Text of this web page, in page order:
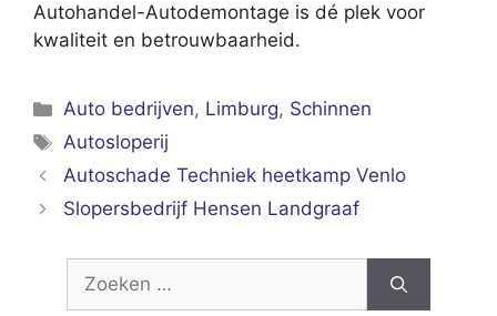
Autohandel-Autodemontage is dé plek voor
kwaliteit en betrouwbaarheid.
Categorieën
Auto bedrijven, Limburg, Schinnen
Tags
Autosloperij
Autoschade Techniek heetkamp Venlo
Slopersbedrijf Hensen Landgraaf
Zoek